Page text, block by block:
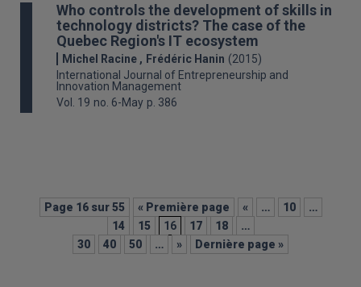
Who controls the development of skills in
technology districts? The case of the
Quebec Region's IT ecosystem
Michel Racine Frédéric Hanin (2015)
International Journal of Entrepreneurship and
Innovation Management
Vol. 19 no. 6-May p. 386
Page 16 sur 55 « Première page « … 10
…
14
15 16 17 18
…
30
40 50 … » Dernière page »